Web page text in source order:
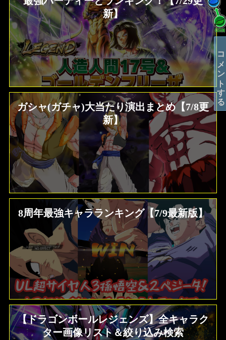
新】
ガシャ(ガチャ)大当たり演出まとめ【7/8更
新】
8周年最強キャラランキング【7/9最新版】
【ドラゴンボールレジェンズ】全キャラク
ター画像リスト＆絞り込み検索
コメントする